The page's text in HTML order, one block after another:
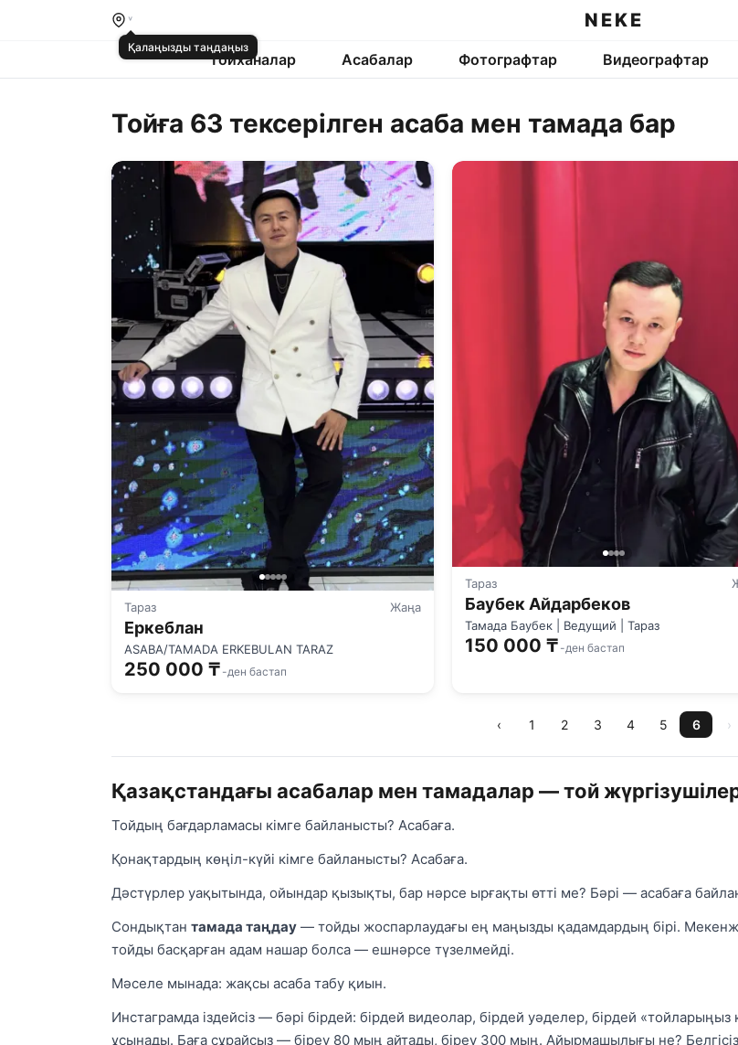
Қалаңызды таңдаңыз
NEKE
Тойханалар Асабалар Фотографтар Видеографтар
Тойға 63 тексерілген асаба мен тамада бар
Тараз Жаңа
Еркеблан
ASABA/TAMADA ERKEBULAN TARAZ
250 000 ₸ -ден бастап
Тараз
Баубек Айдарбеков
Тамада Баубек | Ведущий | Тараз
150 000 ₸ -ден бастап
‹ 1 2 3 4 5 6 ›
Қазақстандағы асабалар мен тамадалар — той
Тойдың бағдарламасы кімге байланысты? Асабаға.
Қонақтардың көңіл-күйі кімге байланысты? Асабаға.
Дәстүрлер уақытында, ойындар қызықты, бар нәрсе ырғақты өтті ме? Бәрі — асабаға
Сондықтан тамада таңдау — тойды жоспарлаудағы ең маңызды қадамдардың бірі.
тойды басқарған адам нашар болса — ешнәрсе түзелмейді.
Мәселе мынада: жақсы асаба табу қиын.
Инстаграмда іздейсіз — бәрі бірдей: бірдей видеолар, бірдей уәделер, бірдей
ұсынады. Баға сұрайсыз — біреу 80 мың айтады, біреу 300 мың. Айырмашылығы не?